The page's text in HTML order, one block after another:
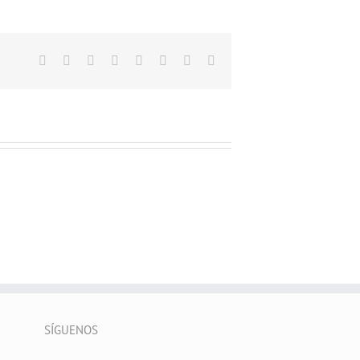
Facebook Reddit LinkedIn
TumblrPinterest
SÍGUENOS